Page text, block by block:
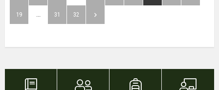
19 ... 31 32